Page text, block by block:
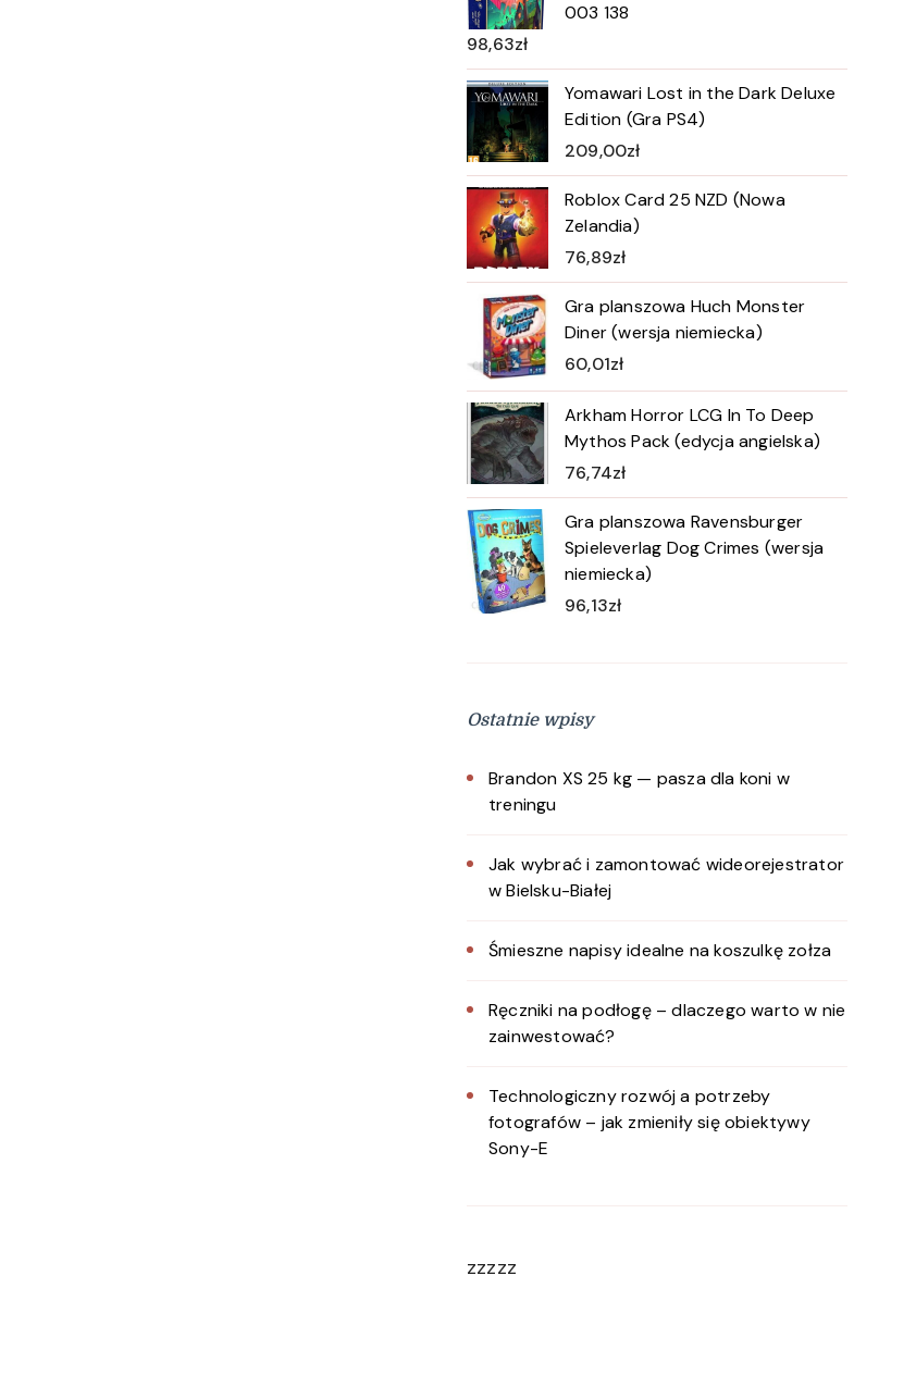
003 138
98,63zł
Yomawari Lost in the Dark Deluxe
Edition (Gra PS4)
209,00zł
Roblox Card 25 NZD (Nowa
Zelandia)
76,89zł
Gra planszowa Huch Monster
Diner (wersja niemiecka)
60,01zł
Arkham Horror LCG In To Deep
Mythos Pack (edycja angielska)
76,74zł
Gra planszowa Ravensburger
Spieleverlag Dog Crimes (wersja
niemiecka)
96,13zł
Ostatnie wpisy
Brandon XS 25 kg — pasza dla koni w
treningu
Jak wybrać i zamontować wideorejestrator
w Bielsku-Białej
Śmieszne napisy idealne na koszulkę zołza
Ręczniki na podłogę – dlaczego warto w nie
zainwestować?
Technologiczny rozwój a potrzeby
fotografów – jak zmieniły się obiektywy
Sony-E
zzzzz